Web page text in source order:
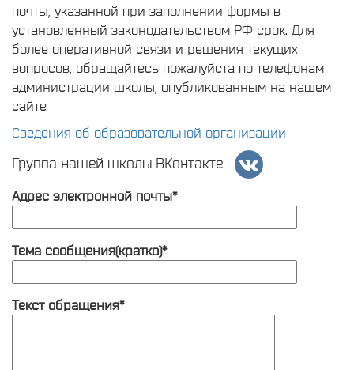
почты, указанной при заполнении формы в
установленный законодательством РФ срок. Для
более оперативной связи и решения текущих
вопросов, обращайтесь пожалуйста по телефонам
администрации школы, опубликованным на нашем
сайте
Сведения об образовательной организации
Группа нашей школы ВКонтакте
Адрес электронной почты*
Тема сообщения(кратко)*
Текст обращения*